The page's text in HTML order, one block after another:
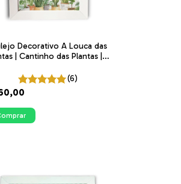
Decorativo A Louca das
| Cantinho das Plantas |
(6)